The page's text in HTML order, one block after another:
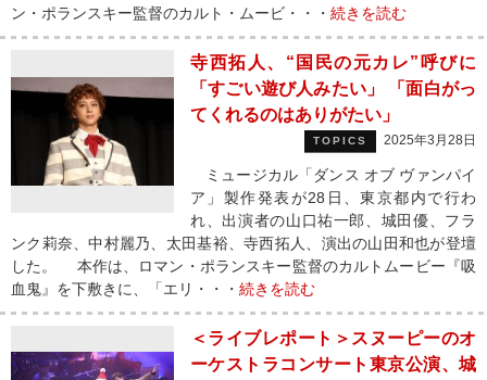
ン・ポランスキー監督のカルト・ムービ・・・ 続きを読む
寺西拓人、“国民の元カレ”呼びに
「すごい遊び人みたい」 「面白がっ
てくれるのはありがたい」
TOPICS 2025年3月28日
ミュージカル「ダンス オブ ヴァンパイ
ア」製作発表が28日、東京都内で行わ
れ、出演者の山口祐一郎、城田優、フラ
ンク莉奈、中村麗乃、太田基裕、寺西拓人、演出の山田和也が登壇
した。 本作は、ロマン・ポランスキー監督のカルトムービー『吸
血鬼』を下敷きに、「エリ・・・ 続きを読む
＜ライブレポート＞スヌーピーのオ
ーケストラコンサート東京公演、城